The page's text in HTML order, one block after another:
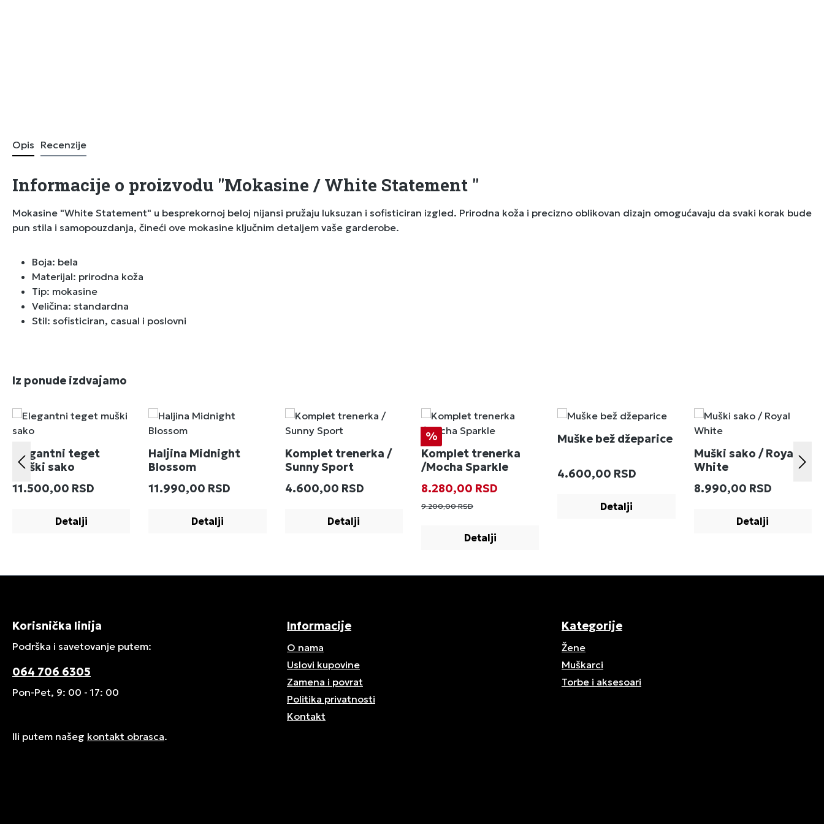
Opis Recenzije
Informacije o proizvodu "Mokasine / White Statement "
Mokasine "White Statement" u besprekornoj beloj nijansi pružaju luksuzan i sofisticiran izgled. Prirodna koža i precizno oblikovan dizajn omogućavaju da svaki korak bude
pun stila i samopouzdanja, čineći ove mokasine ključnim detaljem vaše garderobe.
Boja: bela
Materijal: prirodna koža
Tip: mokasine
Veličina: standardna
Stil: sofisticiran, casual i poslovni
Preskoči galeriju proizvoda
Iz ponude izdvajamo
Elegantni teget
muški sako
Redovna cena:
11.500,00 RSD
Detalji
Haljina Midnight
Blossom
Redovna cena:
11.990,00 RSD
Detalji
Komplet trenerka /
Sunny Sport
Redovna cena:
4.600,00 RSD
Detalji
Popust
%
Komplet trenerka
/Mocha Sparkle
Prodajna cena:
8.280,00 RSD
9.200,00 RSD
Detalji
Muške bež džeparice
Redovna cena:
4.600,00 RSD
Detalji
Muški sako / Royal
White
Redovna cena:
8.990,00 RSD
Detalji
Korisnička linija
Podrška i savetovanje putem:
064 706 6305
Pon-Pet, 9: 00 - 17: 00
Ili putem našeg kontakt obrasca.
Informacije
O nama
Uslovi kupovine
Zamena i povrat
Politika privatnosti
Kontakt
Kategorije
Žene
Muškarci
Torbe i aksesoari